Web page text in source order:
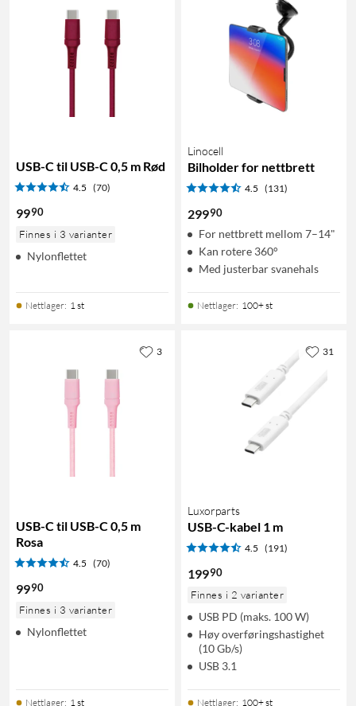
USB-C til USB-C 0,5 m Rød
4.5 (70)
9990
Finnes i 3 varianter
Nylonflettet
Nettlager: 1 st
Linocell
Bilholder for nettbrett
4.5 (131)
29990
For nettbrett mellom 7–14"
Kan rotere 360°
Med justerbar svanehals
Nettlager: 100+ st
USB-C til USB-C 0,5 m
Rosa
4.5 (70)
9990
Finnes i 3 varianter
Nylonflettet
Nettlager: 1 st
3
Luxorparts
USB-C-kabel 1 m
4.5 (191)
19990
Finnes i 2 varianter
USB PD (maks. 100 W)
Høy overføringshastighet
(10 Gb/s)
USB 3.1
Nettlager: 100+ st
31